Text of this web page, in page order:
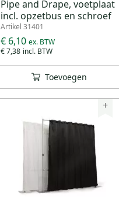
Pipe and Drape, voetplaat
incl. opzetbus en schroef
Artikel 31401
€ 7,38
€ 6,10
Toevoegen
+